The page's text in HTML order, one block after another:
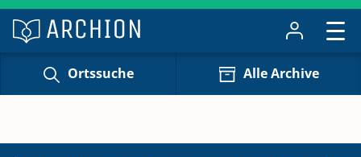
Ortssuche Alle Archive